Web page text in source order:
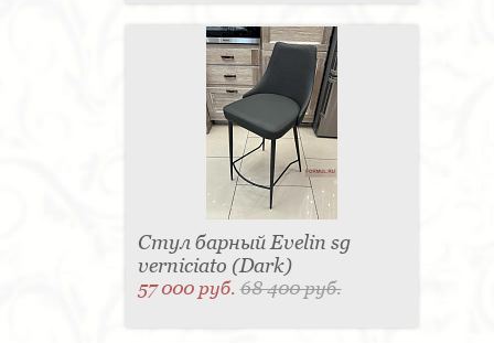
Стул барный Evelin sg
verniciato (Dark)
57 000 руб.68 400 руб.